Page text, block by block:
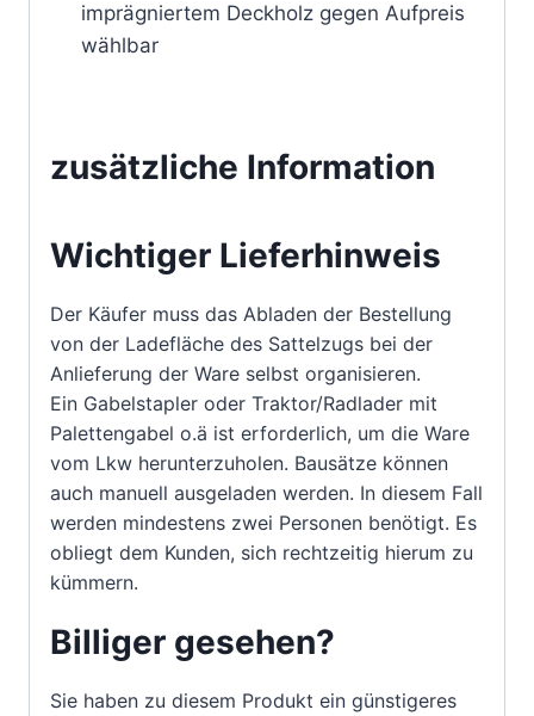
imprägniertem Deckholz gegen Aufpreis
wählbar
zusätzliche Information
Wichtiger Lieferhinweis
Der Käufer muss das Abladen der Bestellung
von der Ladefläche des Sattelzugs bei der
Anlieferung der Ware selbst organisieren.
Ein Gabelstapler oder Traktor/Radlader mit
Palettengabel o.ä ist erforderlich, um die Ware
vom Lkw herunterzuholen. Bausätze können
auch manuell ausgeladen werden. In diesem Fall
werden mindestens zwei Personen benötigt. Es
obliegt dem Kunden, sich rechtzeitig hierum zu
kümmern.
Billiger gesehen?
Sie haben zu diesem Produkt ein günstigeres